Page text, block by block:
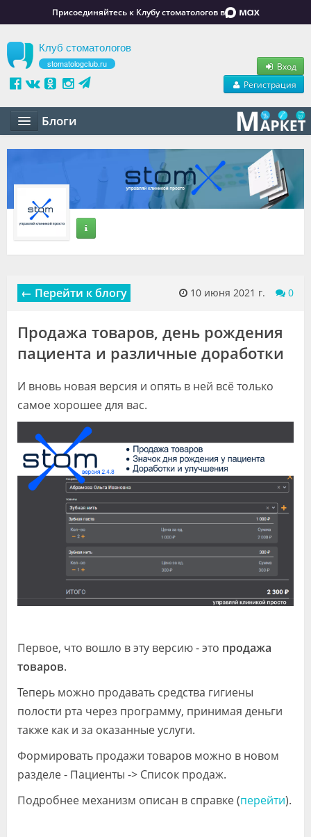
Присоединяйтесь к Клубу стоматологов в
Клуб стоматологов
stomatologclub.ru
Вход
Регистрация
Блоги
Статьи
Обучение
Объявления
Видео
Форум
Клиники
Специалисты
Галерея
Блоги
Лаборатории
← Перейти к блогу 10 июня 2021 г. 0
Продажа товаров, день рождения
пациента и различные доработки
И вновь новая версия и опять в ней всё только
самое хорошее для вас.
Первое, что вошло в эту версию - это продажа
товаров.
Теперь можно продавать средства гигиены
полости рта через программу, принимая деньги
также как и за оказанные услуги.
Формировать продажи товаров можно в новом
разделе - Пациенты -> Список продаж.
Подробнее механизм описан в справке (перейти).